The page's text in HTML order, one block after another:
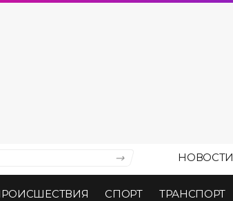
НОВОСТИ
СПОРТ ТРАНСПОРТ